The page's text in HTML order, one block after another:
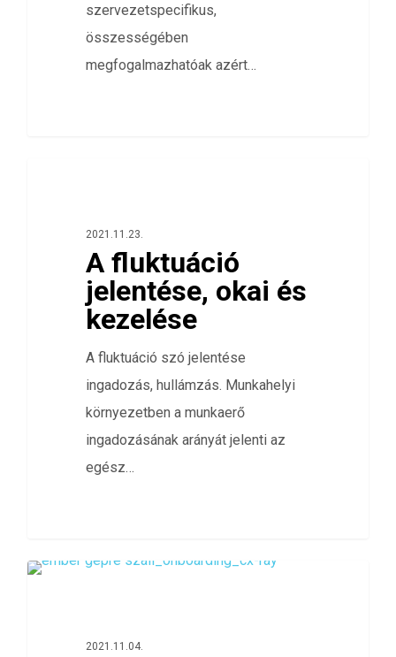
szervezetspecifikus,
összességében
megfogalmazhatóak azért…
2021.11.23.
A fluktuáció
jelentése, okai és
kezelése
A fluktuáció szó jelentése
ingadozás, hullámzás. Munkahelyi
környezetben a munkaerő
ingadozásának arányát jelenti az
egész…
2021.11.04.